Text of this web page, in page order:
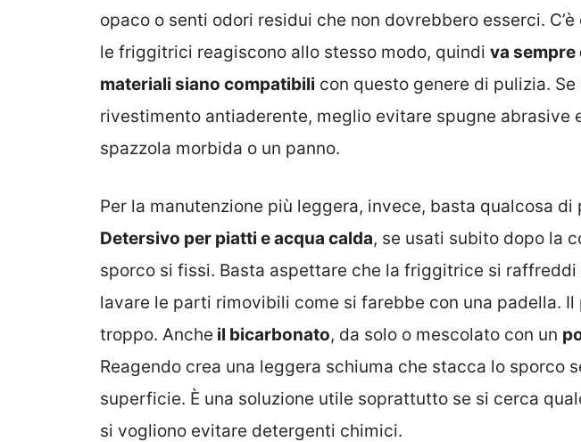
opaco o senti odori residui che non dovrebbero esserci.
le friggitrici reagiscono allo stesso modo, quindi va
materiali siano compatibili con questo genere di pulizia.
rivestimento antiaderente, meglio evitare spugne abrasive
spazzola morbida o un panno.
Per la manutenzione più leggera, invece, basta qualcosa di
Detersivo per piatti e acqua calda, se usati subito dopo la
sporco si fissi. Basta aspettare che la friggitrice si
lavare le parti rimovibili come si farebbe con una padella. Il
troppo. Anche il bicarbonato, da solo o mescolato con un
Reagendo crea una leggera schiuma che stacca lo sporco
superficie. È una soluzione utile soprattutto se si cerca
si vogliono evitare detergenti chimici.